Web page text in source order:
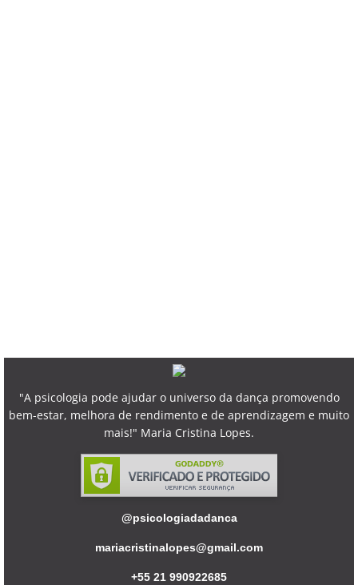
"A psicologia pode ajudar o universo da dança promovendo
bem-estar, melhora de rendimento e de aprendizagem e muito
mais!" Maria Cristina Lopes.
@psicologiadadanca
mariacristinalopes@gmail.com
+55 21 990922685